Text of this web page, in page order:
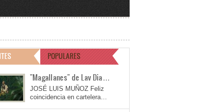
POPULARES
"Magallanes" de Lav Dia…
JOSÉ LUIS MUÑOZ Feliz
coincidencia en cartelera…